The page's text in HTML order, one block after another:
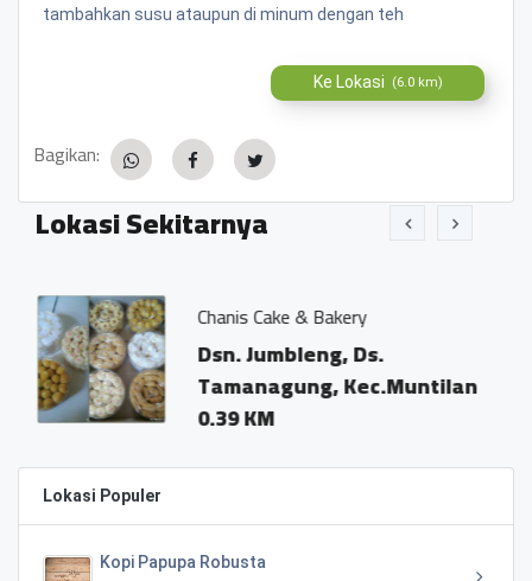
tambahkan susu ataupun di minum dengan teh
Ke Lokasi (6.0 km)
Bagikan:
Lokasi Sekitarnya
Chanis Cake & Bakery
Dsn. Jumbleng, Ds.
Tamanagung, Kec.Muntilan
0.39 KM
Lokasi Populer
Kopi Papupa Robusta